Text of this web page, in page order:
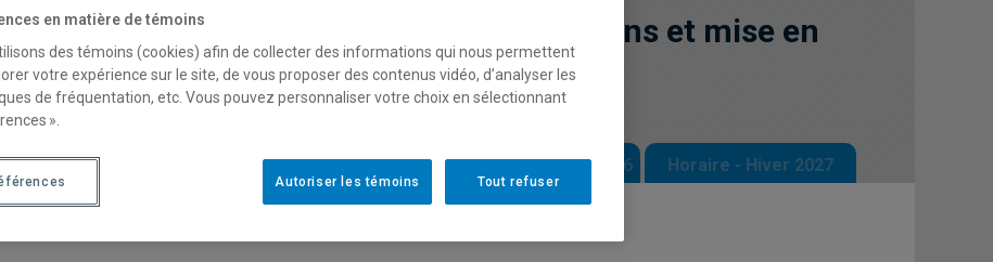
// HAR4725
Histoire des expositions et mise en
valeur des objets
Description Horaire - Été 2026 Horaire - Automne 2026 Horaire - Hiver 2027
en matière de témoins
des témoins (cookies) afin de collecter des informations qui nous permettent
votre expérience sur le site, de vous proposer des contenus vidéo, d’analyser les
de fréquentation, etc. Vous pouvez personnaliser votre choix en sélectionnant
».
Tout refuser
Autoriser les témoins